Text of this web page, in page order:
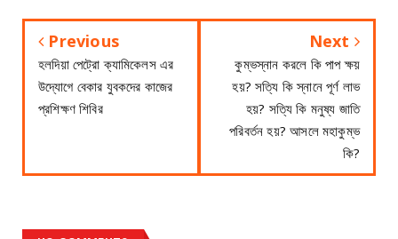
Previous
হলদিয়া পেট্রো ক্যামিকেলস এর
উদ্যোগে বেকার যুবকদের কাজের
প্রশিক্ষণ শিবির
Next
কুম্ভস্নান করলে কি পাপ ক্ষয়
হয়? সত্যি কি স্নানে পূর্ণ লাভ
হয়? সত্যি কি মনুষ্য জাতি
পরিবর্তন হয়? আসলে মহাকুম্ভ
কি?